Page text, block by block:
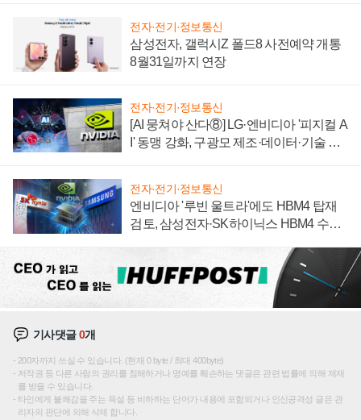
전자·전기·정보통신
삼성전자, 갤럭시Z 폴드8 사전예약 개통
8월31일까지 연장
전자·전기·정보통신
[AI 뭉쳐야 산다⑧] LG·엔비디아 '피지컬 A
I' 동맹 강화, 구광모 제조·데이터·기술 결
전자·전기·정보통신
엔비디아 '루빈 울트라'에도 HBM4 탑재
검토, 삼성전자·SK하이닉스 HBM4 수율
기사댓글0개
200자까지 쓰실 수 있습니다. (현재 0 byte / 최대 400byte)
저작권 등 다른 사람의 권리를 침해하거나 명예를 훼손하는 댓글은 관련 법률에 의해 제재
를 받을 수 있습니다.
타인에게 불쾌감을 주는 욕설 등 비하하는 단어가 내용에 포함되거나 인신공격성 글은 관
리자의 판단에 의해 삭제 합니다.